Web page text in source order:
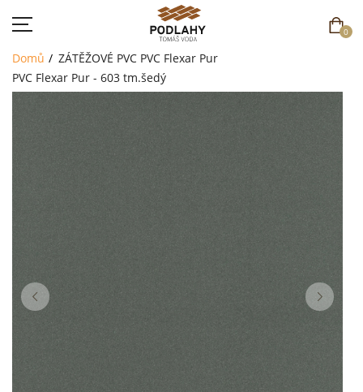
0
REFERENCE
SOUTĚŽ
Domů ZÁTĚŽOVÉ PVC PVC Flexar Pur
PVC Flexar Pur - 603 tm.šedý